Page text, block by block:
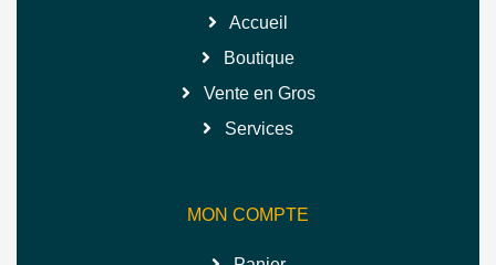
Accueil
Boutique
Vente en Gros
Services
MON COMPTE